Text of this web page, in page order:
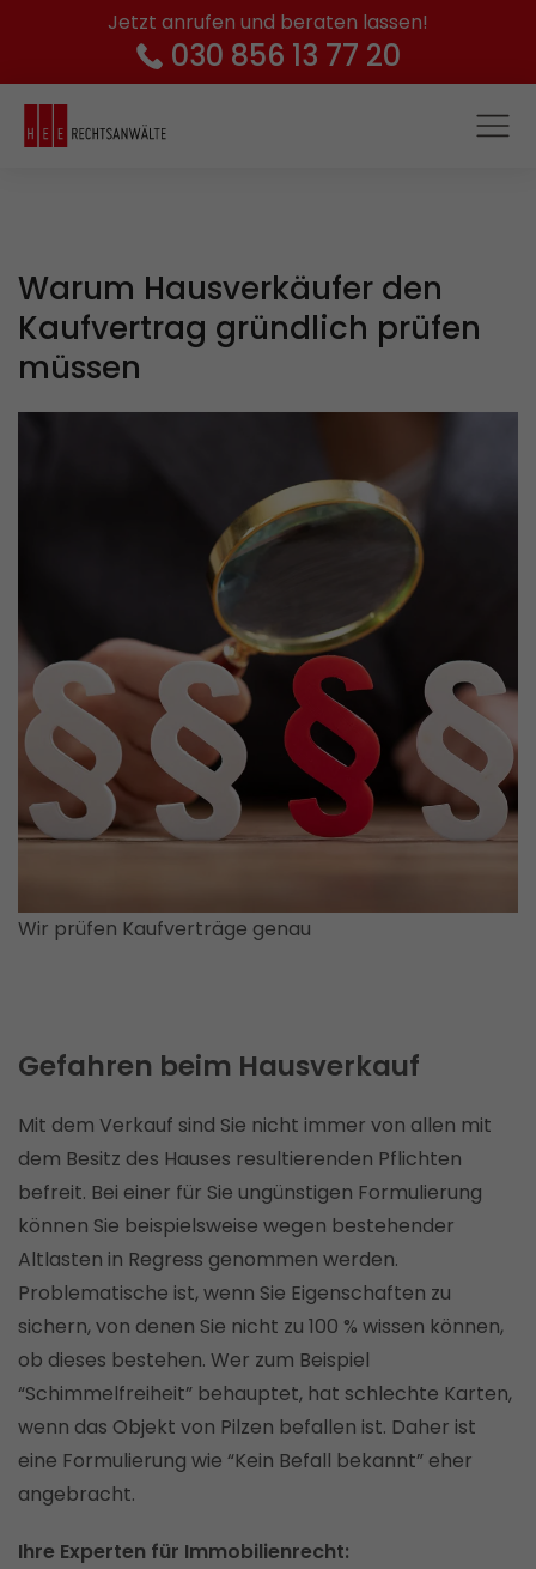
Jetzt anrufen und beraten lassen!
030 856 13 77 20
Warum Hausverkäufer den
Kaufvertrag gründlich prüfen
müssen
Wir prüfen Kaufverträge genau
Gefahren beim Hausverkauf
Mit dem Verkauf sind Sie nicht immer von allen mit
dem Besitz des Hauses resultierenden Pflichten
befreit. Bei einer für Sie ungünstigen Formulierung
können Sie beispielsweise wegen bestehender
Altlasten in Regress genommen werden.
Problematische ist, wenn Sie Eigenschaften zu
sichern, von denen Sie nicht zu 100 % wissen können,
ob dieses bestehen. Wer zum Beispiel
“Schimmelfreiheit” behauptet, hat schlechte Karten,
wenn das Objekt von Pilzen befallen ist. Daher ist
eine Formulierung wie “Kein Befall bekannt” eher
angebracht.
Ihre Experten für Immobilienrecht: